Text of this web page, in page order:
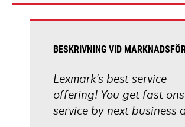
BESKRIVNING VID
Lexmark's best service
offering! You get fast
service by next business